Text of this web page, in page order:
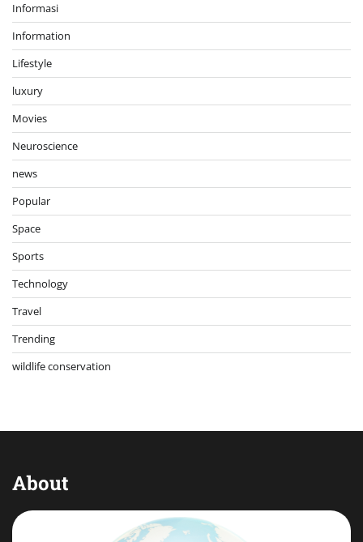
Informasi
Information
Lifestyle
luxury
Movies
Neuroscience
news
Popular
Space
Sports
Technology
Travel
Trending
wildlife conservation
About